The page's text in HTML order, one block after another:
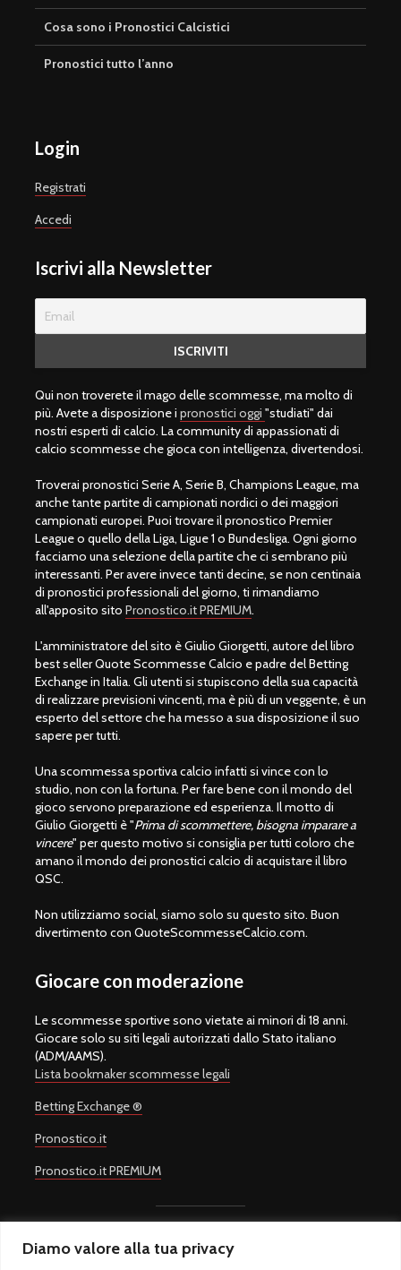
Diamo valore alla tua privacy
Cosa sono i Pronostici Calcistici
Pronostici tutto l’anno
Login
Registrati
Accedi
Iscrivi alla Newsletter
Qui non troverete il mago delle scommesse, ma molto di
più. Avete a disposizione i pronostici oggi "studiati" dai
nostri esperti di calcio. La community di appassionati di
calcio scommesse che gioca con intelligenza, divertendosi.
Troverai pronostici Serie A, Serie B, Champions League, ma
anche tante partite di campionati nordici o dei maggiori
campionati europei. Puoi trovare il pronostico Premier
League o quello della Liga, Ligue 1 o Bundesliga. Ogni giorno
facciamo una selezione della partite che ci sembrano più
interessanti. Per avere invece tanti decine, se non centinaia
di pronostici professionali del giorno, ti rimandiamo
all'apposito sito Pronostico.it PREMIUM.
L'amministratore del sito è Giulio Giorgetti, autore del libro
best seller Quote Scommesse Calcio e padre del Betting
Exchange in Italia. Gli utenti si stupiscono della sua capacità
di realizzare previsioni vincenti, ma è più di un veggente, è un
esperto del settore che ha messo a sua disposizione il suo
sapere per tutti.
Una scommessa sportiva calcio infatti si vince con lo
studio, non con la fortuna. Per fare bene con il mondo del
gioco servono preparazione ed esperienza. Il motto di
Giulio Giorgetti è "Prima di scommettere, bisogna imparare a
vincere" per questo motivo si consiglia per tutti coloro che
amano il mondo dei pronostici calcio di acquistare il libro
QSC.
Non utilizziamo social, siamo solo su questo sito. Buon
divertimento con QuoteScommesseCalcio.com.
Giocare con moderazione
Le scommesse sportive sono vietate ai minori di 18 anni.
Giocare solo su siti legali autorizzati dallo Stato italiano
(ADM/AAMS).
Lista bookmaker scommesse legali
Betting Exchange ®
Pronostico.it
Pronostico.it PREMIUM
Copyright © 2008-2026.Quote Scommesse Calcio